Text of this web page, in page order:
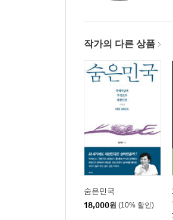
제15장 공급망 침투: 외
제16장 윤석열 정부의 사
제17장 “언제든 투 · 개표
제18장 선관위는 왜 끝까
제19장 2024년 12월 3일
PART 6. 평행이론: 미국
제20장 미국 선거인명부
제21장 스마트매틱 폭로
제22장 베네수엘라 통신
제23장 코트 패킹과 사법
작가의 다른 상품
숨은민국
18,000원 (10% 할인)